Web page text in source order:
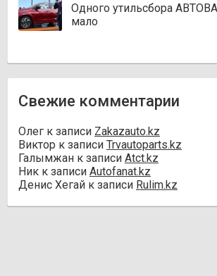
Одного утильсбора
мало
Свежие комментарии
Олег к записи Zakazauto.kz
Виктор к записи Trvautoparts.kz
Галымжан к записи Atct.kz
Ник к записи Autofanat.kz
Денис Хегай к записи Rulim.kz